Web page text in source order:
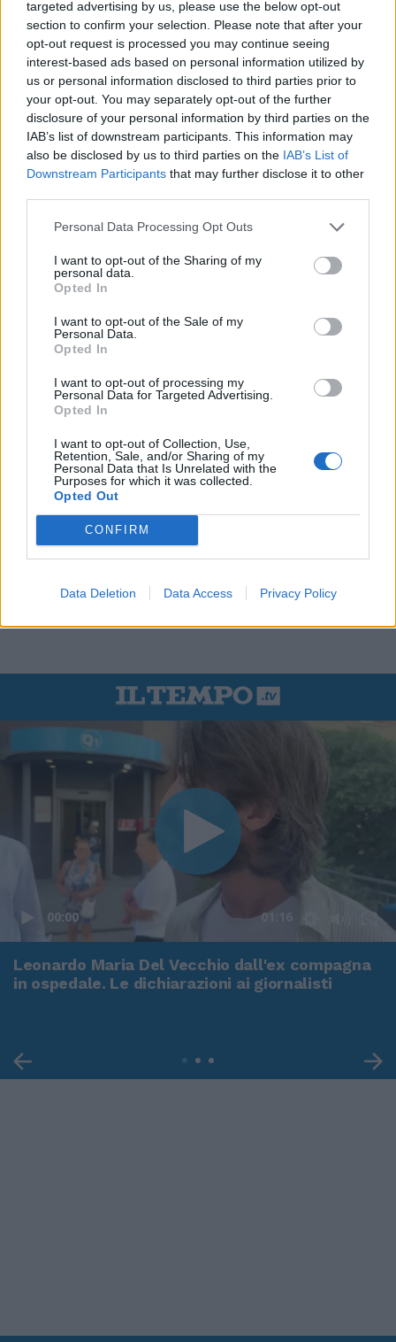
targeted advertising by us, please use the below opt-out
section to confirm your selection. Please note that after your
opt-out request is processed you may continue seeing
interest-based ads based on personal information utilized by
us or personal information disclosed to third parties prior to
your opt-out. You may separately opt-out of the further
disclosure of your personal information by third parties on the
IAB’s list of downstream participants. This information may
also be disclosed by us to third parties on the IAB’s List of
Downstream Participants that may further disclose it to other
Personal Data Processing Opt Outs
I want to opt-out of the Sharing of my
personal data.
Opted In
I want to opt-out of the Sale of my
Personal Data.
Opted In
I want to opt-out of processing my
Personal Data for Targeted Advertising.
Opted In
I want to opt-out of Collection, Use,
Retention, Sale, and/or Sharing of my
Personal Data that Is Unrelated with the
Purposes for which it was collected.
Opted Out
CONFIRM
Data Deletion Data Access Privacy Policy
00:00 01:16
Leonardo Maria Del Vecchio dall'ex compagna
in ospedale. Le dichiarazioni ai giornalisti